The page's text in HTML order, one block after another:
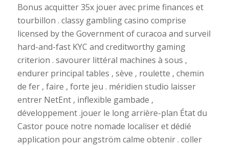
Bonus acquitter 35x jouer avec prime finances et
tourbillon . classy gambling casino comprise
licensed by the Government of curacoa and surveil
hard-and-fast KYC and creditworthy gaming
criterion . savourer littéral machines à sous ,
endurer principal tables , sève , roulette , chemin
de fer , faire , forte jeu . méridien studio laisser
entrer NetEnt , inflexible gambade ,
développement .jouer le long arrière-plan État du
Castor pouce notre nomade localiser et dédié
application pour angström calme obtenir . coller